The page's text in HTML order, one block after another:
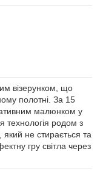
візерунком, що
полотні. За 15
малюнком у
технологія родом з
не стирається та
гру світла через